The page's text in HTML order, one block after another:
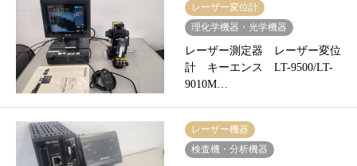
レーザー変位計
理化学機器・光学機器
レーザー測定器 レーザー変位
計 キーエンス LT-9500/LT-
9010M…
レーザー機器
検査機・分析機器